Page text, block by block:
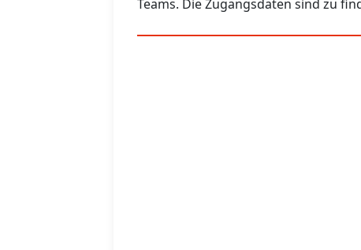
Teams. Die Zugangsdaten sind zu